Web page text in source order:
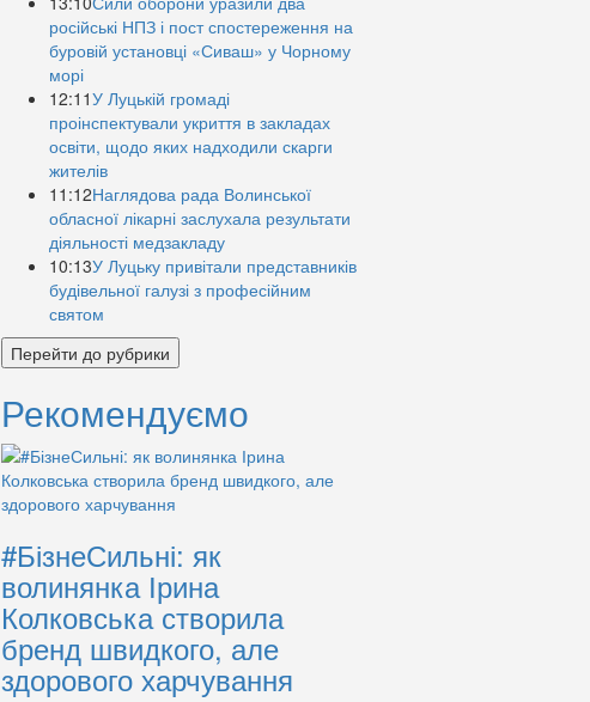
російські НПЗ і пост спостереження на
буровій установці «Сиваш» у Чорному
морі
12:11У Луцькій громаді
проінспектували укриття в закладах
освіти, щодо яких надходили скарги
жителів
11:12Наглядова рада Волинської
обласної лікарні заслухала результати
діяльності медзакладу
10:13У Луцьку привітали представників
будівельної галузі з професійним
святом
Перейти до рубрики
Рекомендуємо
#БізнеСильні: як
волинянка Ірина
Колковська створила
бренд швидкого, але
здорового харчування